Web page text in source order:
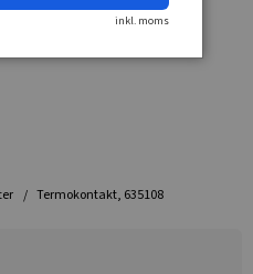
Termokontakt, 635108
inkl. moms